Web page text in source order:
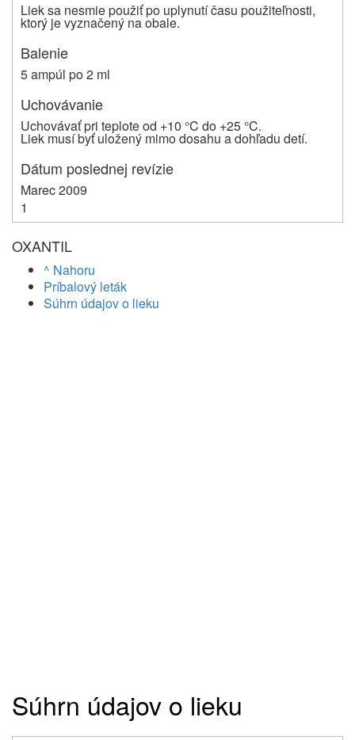
Liek sa nesmie použiť po uplynutí času použiteľnosti,
ktorý je vyznačený na obale.
Balenie
5 ampúl po 2 ml
Uchovávanie
Uchovávať pri teplote od +10 °C do +25 °C.
Liek musí byť uložený mimo dosahu a dohľadu detí.
Dátum poslednej revízie
Marec 2009
1
OXANTIL
^ Nahoru
Príbalový leták
Súhrn údajov o lieku
Súhrn údajov o lieku